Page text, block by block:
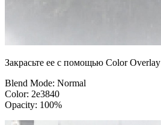
Закрасьте ее с помощью Color Overlay
Blend Mode: Normal
Color: 2e3840
Opacity: 100%